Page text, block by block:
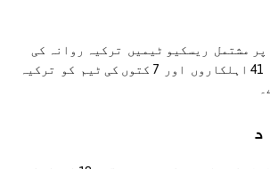
136 افراد پر مشتمل ریسکیو ٹیمیں ترکیہ روانہ کی
ہیں جبکہ جرمنی نے 41 اہلکاروں اور 7 کتوں کی ٹیم کو ترکیہ